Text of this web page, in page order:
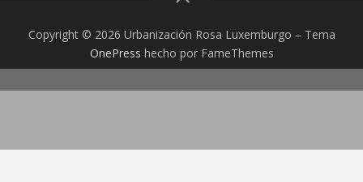
Copyright © 2026 Urbanización Rosa Luxemburgo – Tema
OnePress hecho por FameThemes